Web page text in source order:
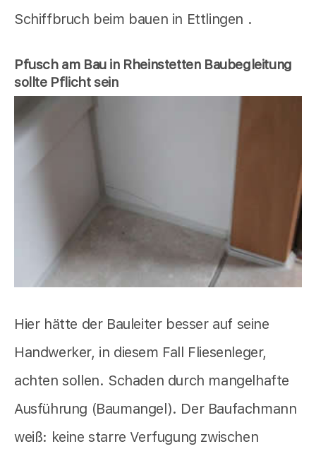
Schiffbruch beim bauen in Ettlingen .
Pfusch am Bau in Rheinstetten Baubegleitung
sollte Pflicht sein
Hier hätte der Bauleiter besser auf seine
Handwerker, in diesem Fall Fliesenleger,
achten sollen. Schaden durch mangelhafte
Ausführung (Baumangel). Der Baufachmann
weiß: keine starre Verfugung zwischen